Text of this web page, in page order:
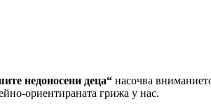
недоносени деца“ насочва
ориентираната грижа у нас.